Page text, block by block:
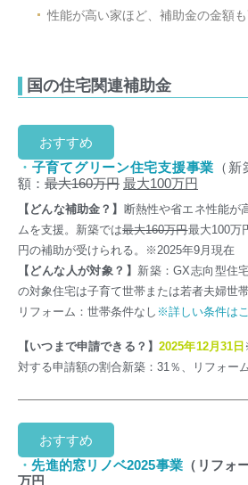
性能が高い家ほど、補助金の金額
国の住宅関連補助金
おすすめ
・ 子育てグリーン住宅支援事業 （
額： 最大160万円 最大100万円
【どんな補助金？】 断熱性や省エネ性能が
ムを支援。新築では最大160万円最大100万
円の補助が受けられる。
※2025年9月現在
【どんな人が対象？】 新築：GX志向型住
の対象住宅は子育て世帯または若者夫婦世
リフォーム： 世帯条件なし ※詳しい条件は
【いつまで申請できる？】2025年12月31日
対する申請額の割合新築：31％、リフォー
おすすめ
・先進的窓リノベ2025事業 （リフォ
万円